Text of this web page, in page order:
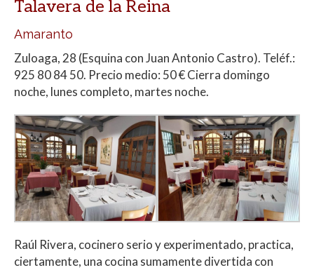
Talavera de la Reina
Amaranto
Zuloaga, 28 (Esquina con Juan Antonio Castro). Teléf.:
925 80 84 50. Precio medio: 50 € Cierra domingo
noche, lunes completo, martes noche.
Raúl Rivera, cocinero serio y experimentado, practica,
ciertamente, una cocina sumamente divertida con